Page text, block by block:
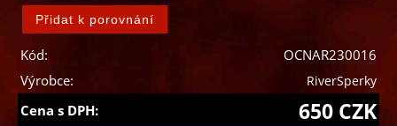
Kód:
OCNAR230016
Výrobce:
RiverSperky
Cena s DPH: 650 CZK